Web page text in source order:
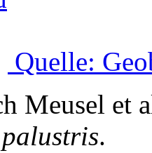
Quelle:
Meusel et
.